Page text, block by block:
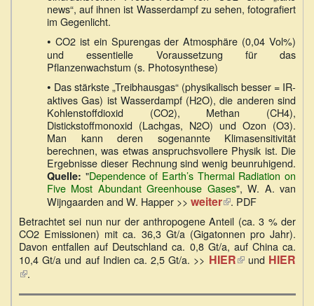
news“, auf ihnen ist Wasserdampf zu sehen, fotografiert
im Gegenlicht.
• CO2 ist ein Spurengas der Atmosphäre (0,04 Vol%)
und essentielle Voraussetzung für das
Pflanzenwachstum (s. Photosynthese)
• Das stärkste „Treibhausgas“ (physikalisch besser = IR-
aktives Gas) ist Wasserdampf (H2O), die anderen sind
Kohlenstoffdioxid (CO2), Methan (CH4),
Distickstoffmonoxid (Lachgas, N2O) und Ozon (O3).
Man kann deren sogenannte Klimasensitivität
berechnen, was etwas anspruchsvollere Physik ist. Die
Ergebnisse dieser Rechnung sind wenig beunruhigend.
Quelle: "Dependence of Earth’s Thermal Radiation on
Five Most Abundant Greenhouse Gases", W. A. van
Wijngaarden and W. Happer >> weiter(Link
extern)
. PDF
Betrachtet sei nun nur der anthropogene Anteil (ca. 3 % der
CO2 Emissionen) mit ca. 36,3 Gt/a (Gigatonnen pro Jahr).
Davon entfallen auf Deutschland ca. 0,8 Gt/a, auf China ca.
10,4 Gt/a und auf Indien ca. 2,5 Gt/a. >> HIER(Link
und HIER
(Link
.